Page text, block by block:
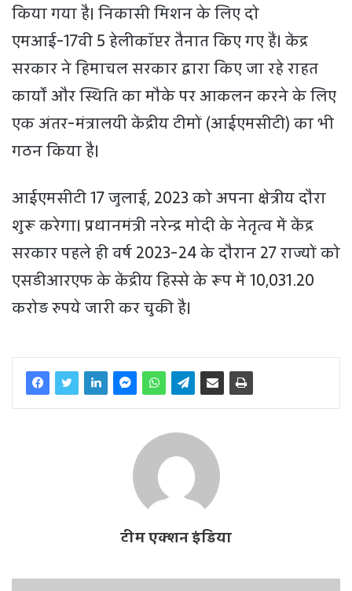
किया गया है। निकासी मिशन के लिए दो
एमआई-17वी 5 हेलीकॉप्टर तैनात किए गए हैं। केंद्र
सरकार ने हिमाचल सरकार द्वारा किए जा रहे राहत
कार्यों और स्थिति का मौके पर आकलन करने के लिए
एक अंतर-मंत्रालयी केंद्रीय टीमों (आईएमसीटी) का भी
गठन किया है।
आईएमसीटी 17 जुलाई, 2023 को अपना क्षेत्रीय दौरा
शुरू करेगा। प्रधानमंत्री नरेन्द्र मोदी के नेतृत्व में केंद्र
सरकार पहले ही वर्ष 2023-24 के दौरान 27 राज्यों को
एसडीआरएफ के केंद्रीय हिस्से के रूप में 10,031.20
करोड़ रुपये जारी कर चुकी है।
टीम एक्शन इंडिया